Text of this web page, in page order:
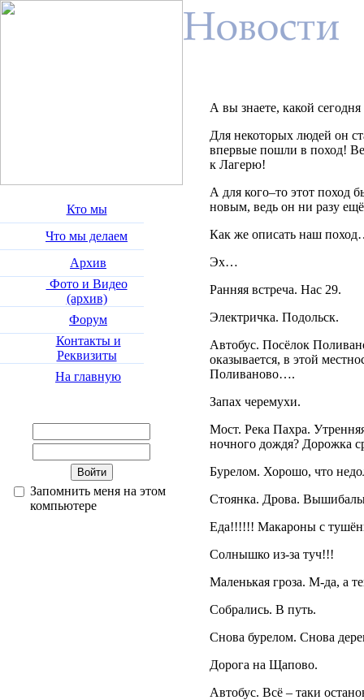
Кто мы
Что мы делаем
Архив
Фото и Видео
(архив)
Форум
Контакты и
Реквизиты
На главную
Запомнить меня на этом
компьютере
А вы знаете, какой сегодня
Для некоторых людей он
впервые пошли в поход!
к Лагерю!
А для кого–то этот поход
новым, ведь он ни разу
Как же описать наш
Эх…
Ранняя встреча. Нас 29.
Электричка. Подольск.
Автобус. Посёлок
оказывается, в этой
Поливаново….
Запах черемухи.
Мост. Река Пахра.
ночного дождя? Дорожка
Бурелом. Хорошо, что
Стоянка. Дрова.
Еда!!!!!! Макароны с
Солнышко из-за туч!!!
Маленькая гроза. М-да, а
Собрались. В путь.
Снова бурелом. Снова
Дорога на Щапово.
Автобус. Всё – таки